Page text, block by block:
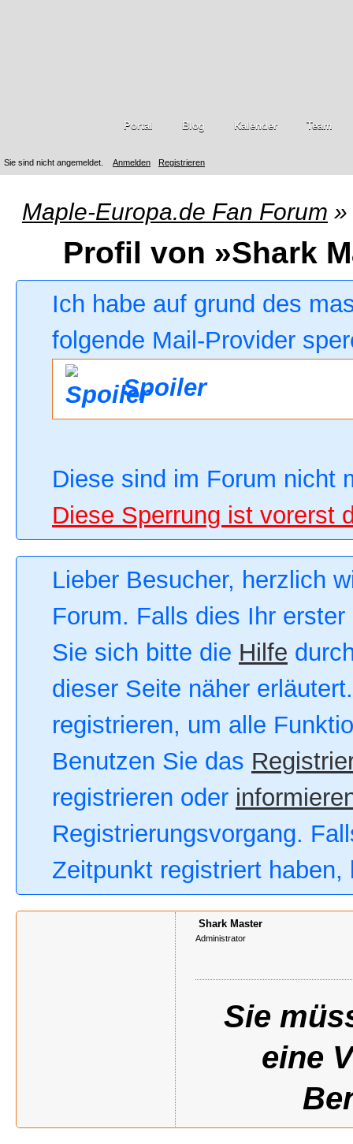
Sie sind nicht angemeldet. Anmelden Registrieren
Portal Blog Kalender Team
Maple-Europa.de Fan Forum »
Profil von »Shark
Ich habe auf grund des
folgende Mail-Provider
Spoiler
Diese sind im Forum nicht
Diese Sperrung ist vorerst
Lieber Besucher, herzlich
Forum. Falls dies Ihr
Sie sich bitte die Hilfe
dieser Seite näher
registrieren, um alle
Benutzen Sie das
registrieren oder
Registrierungsvorgang.
Zeitpunkt registriert
Shark Master
Administrator
Sie
eine